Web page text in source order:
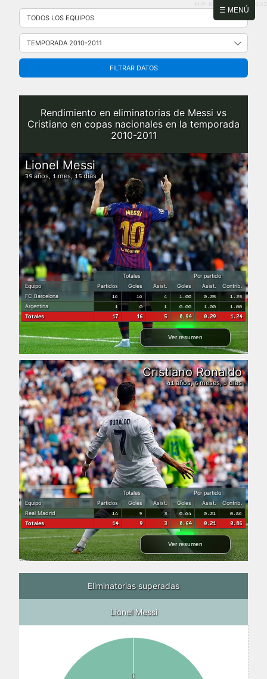
☰ MENÚ
Saltar
contenido
PHP: 8.2.31 | MySQL: 8.0.43
FILTRAR DATOS
Rendimiento en eliminatorias de Messi vs
Cristiano en copas nacionales en la temporada
2010-2011
Totales
Por partido
Equipo
Partidos Goles Asist. Goles Asist.
Contrib.
FC Barcelona
16 16 4 1.00 0.25 1.25
Argentina 1 0 1 0.00 1.00 1.00
Totales 17 16 5 0.94 0.29 1.24
Ver resumen
Lionel Messi
39años, 1mes,15días
Totales
Por partido
Equipo
Partidos Goles Asist. Goles Asist.
Contrib.
Real Madrid
14 9 3 0.64 0.21 0.86
Totales 14 9 3 0.64 0.21 0.86
Ver resumen
Cristiano Ronaldo
41años,6meses,3días
Eliminatorias superadas
Lionel Messi